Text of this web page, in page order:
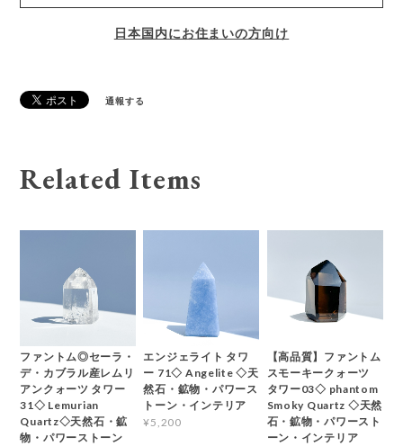
日本国内にお住まいの方向け
通報する
Related Items
ファントム◎セーラ・
デ・カブラル産レムリ
アンクォーツ タワー
31◇ Lemurian
Quartz◇天然石・鉱
物・パワーストーン
エンジェライト タワ
ー 71◇ Angelite ◇天
然石・鉱物・パワース
トーン・インテリア
¥5,200
【高品質】ファントム
スモーキークォーツ
タワー03◇ phantom
Smoky Quartz ◇天然
石・鉱物・パワースト
ーン・インテリア